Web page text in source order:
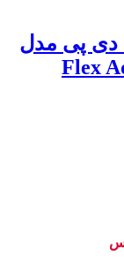
دی پی مدل
Flex